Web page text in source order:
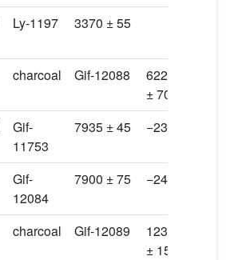
Ly-1197 3370 ± 55
charcoal Gif-12088
6220
± 70
Gif-
11753
7935 ± 45 −23.30
Gif-
12084
7900 ± 75 −24.96
charcoal Gif-12089
12300
± 155